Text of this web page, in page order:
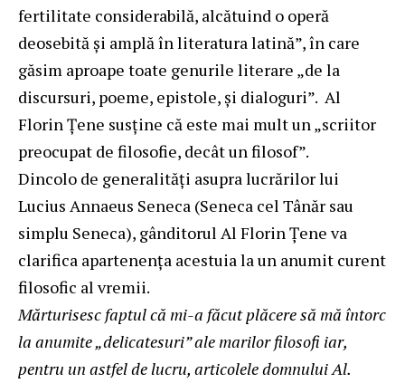
fertilitate considerabilă, alcătuind o operă
deosebită şi amplă în literatura latină”, în care
găsim aproape toate genurile literare „de la
discursuri, poeme, epistole, și dialoguri”. Al
Florin Țene susține că este mai mult un „scriitor
preocupat de filosofie, decât un filosof”.
Dincolo de generalități asupra lucrărilor lui
Lucius Annaeus Seneca (Seneca cel Tânăr sau
simplu Seneca), gânditorul Al Florin Țene va
clarifica apartenența acestuia la un anumit curent
filosofic al vremii.
Mărturisesc faptul că mi-a făcut plăcere să mă întorc
la anumite „delicatesuri” ale marilor filosofi iar,
pentru un astfel de lucru, articolele domnului Al.